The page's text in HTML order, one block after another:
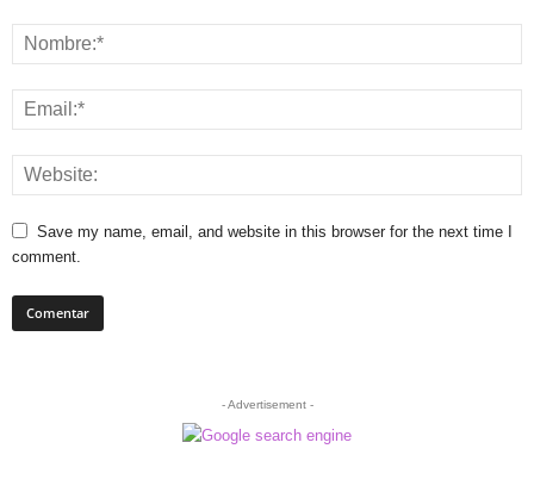
Save my name, email, and website in this browser for the next time I
comment.
- Advertisement -